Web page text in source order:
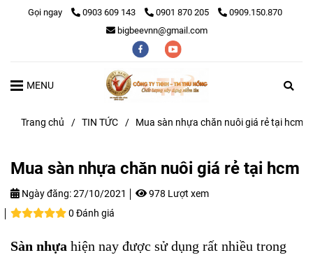
Gọi ngay 0903 609 143 0901 870 205
0909.150.870
bigbeevnn@gmail.com
MENU
Trang chủ / TIN TỨC / Mua sàn nhựa chăn nuôi giá rẻ tại hcm
Mua sàn nhựa chăn nuôi giá rẻ tại hcm
Ngày đăng:27/10/2021
978 Lượt xem
0 Đánh giá
Sàn nhựa hiện nay được sử dụng rất nhiều trong